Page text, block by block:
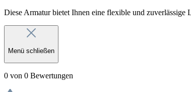
Diese Armatur bietet Ihnen eine flexible und zuverlässige
Menü schließen
0 von 0 Bewertungen